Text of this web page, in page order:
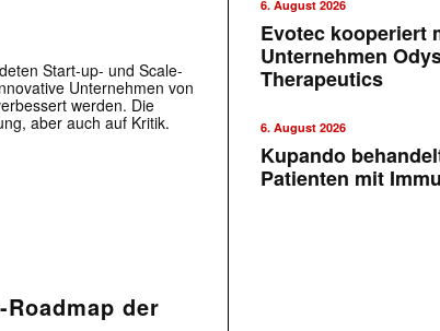
Start-up- und Scale-
Unternehmen von
werden. Die
aber auch auf Kritik.
der
6. August 2026
Evotec kooperiert
Unternehmen
Therapeutics
6. August 2026
Kupando
Patienten mit